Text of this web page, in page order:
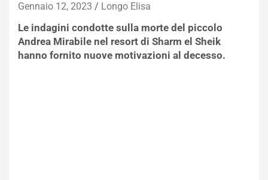
Gennaio 12, 2023 Longo Elisa
Le indagini condotte sulla morte del piccolo
Andrea Mirabile nel resort di Sharm el Sheik
hanno fornito nuove motivazioni al decesso.